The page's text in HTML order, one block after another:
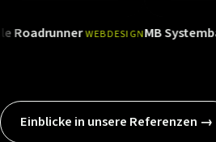
WEBDESIGN Ansehen→
MB Systembau
Einblicke in unsere Referenzen →